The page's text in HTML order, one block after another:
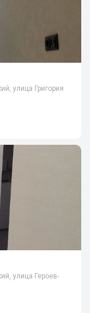
улица Григория
улица Героев-